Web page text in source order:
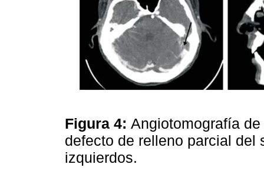
Figura 4: Angiotomografía
defecto de relleno parcial del
izquierdos.